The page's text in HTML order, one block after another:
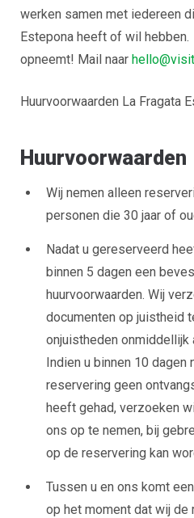
werken samen met iedereen
Estepona heeft of wil
opneemt! Mail naar
Huurvoorwaarden La Fragata
Huurvoorwaarden
Wij nemen alleen
personen die 30 jaar of
Nadat u gereserveerd
binnen 5 dagen een
huurvoorwaarden. Wij
documenten op juistheid
onjuistheden onmiddellijk
Indien u binnen 10 dagen
reservering geen
heeft gehad, verzoeken
ons op te nemen, bij
op de reservering kan
Tussen u en ons komt
op het moment dat wij de